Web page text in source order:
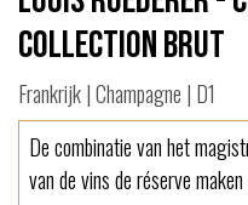
Collection Brut
Frankrijk | Champagne | D1
De combinatie van het
van de vins de réserve